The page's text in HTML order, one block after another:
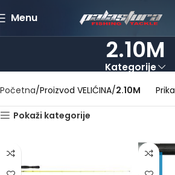
Menu
2.10M
Kategorije
Početna Proizvod VELIĆINA 2.10M
Pokaži kategorije